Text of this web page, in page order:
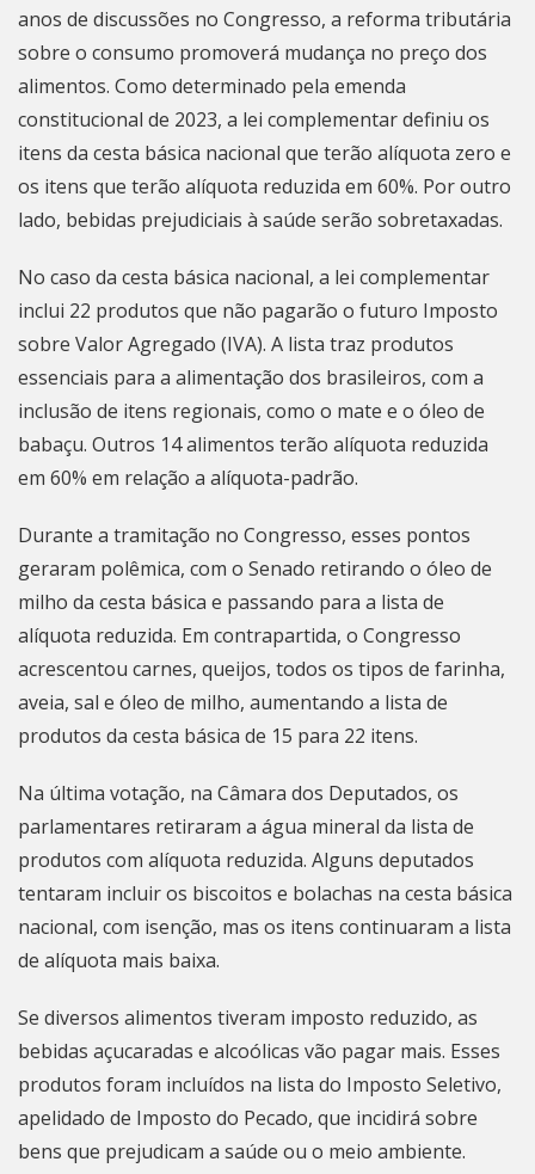
anos de discussões no Congresso, a reforma tributária
sobre o consumo promoverá mudança no preço dos
alimentos. Como determinado pela emenda
constitucional de 2023, a lei complementar definiu os
itens da cesta básica nacional que terão alíquota zero e
os itens que terão alíquota reduzida em 60%. Por outro
lado, bebidas prejudiciais à saúde serão sobretaxadas.
No caso da cesta básica nacional, a lei complementar
inclui 22 produtos que não pagarão o futuro Imposto
sobre Valor Agregado (IVA). A lista traz produtos
essenciais para a alimentação dos brasileiros, com a
inclusão de itens regionais, como o mate e o óleo de
babaçu. Outros 14 alimentos terão alíquota reduzida
em 60% em relação a alíquota-padrão.
Durante a tramitação no Congresso, esses pontos
geraram polêmica, com o Senado retirando o óleo de
milho da cesta básica e passando para a lista de
alíquota reduzida. Em contrapartida, o Congresso
acrescentou carnes, queijos, todos os tipos de farinha,
aveia, sal e óleo de milho, aumentando a lista de
produtos da cesta básica de 15 para 22 itens.
Na última votação, na Câmara dos Deputados, os
parlamentares retiraram a água mineral da lista de
produtos com alíquota reduzida. Alguns deputados
tentaram incluir os biscoitos e bolachas na cesta básica
nacional, com isenção, mas os itens continuaram a lista
de alíquota mais baixa.
Se diversos alimentos tiveram imposto reduzido, as
bebidas açucaradas e alcoólicas vão pagar mais. Esses
produtos foram incluídos na lista do Imposto Seletivo,
apelidado de Imposto do Pecado, que incidirá sobre
bens que prejudicam a saúde ou o meio ambiente.